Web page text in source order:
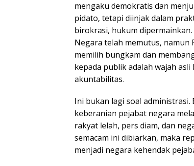
mengaku demokratis dan
pidato, tetapi diinjak dalam
birokrasi, hukum
Negara telah memutus, namun
memilih bungkam dan
kepada publik adalah wajah
akuntabilitas.
Ini bukan lagi soal
keberanian pejabat negara
rakyat lelah, pers diam, dan
semacam ini dibiarkan, maka
menjadi negara kehendak